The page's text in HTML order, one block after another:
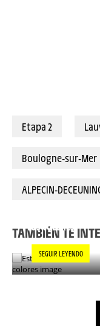
Etapa 2
Boulogne-sur-Mer
ALPECIN-
TAMBIÉN TE
LOS COLORES
SEGUIR LEYENDO